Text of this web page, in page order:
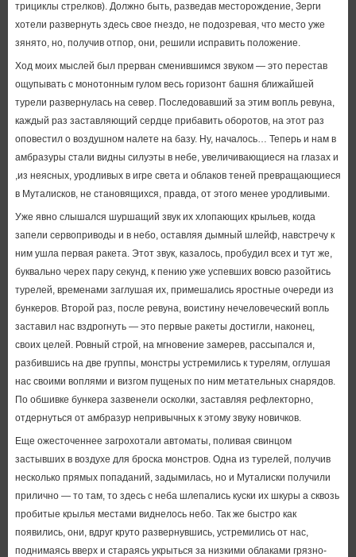
трициклы стрелков). Должно быть, разведав месторождение, Зерги
хотели развернуть здесь свое гнездо, не подозревая, что место уже
зянято, но, получив отпор, они, решили исправить положение.
Ход моих мыслей был прерван сменившимся звуком — это перестав
ощупывать с монотонным гулом весь горизонт башня ближайшей
турели развернулась на север. Последовавший за этим вопль ревуна,
каждый раз заставляющий сердце прибавить оборотов, на этот раз
оповестил о воздушном налете на базу. Ну, началось… Теперь и нам в
амбразуры стали видны силуэты в небе, увеличивающиеся на глазах и
,из неясных, уродливых в игре света и облаков теней превращающиеся
в Муталисков, не становящихся, правда, от этого менее уродливыми.
Уже явно слышался шуршащий звук их хлопающих крыльев, когда
запели сервоприводы и в небо, оставляя дымный шлейф, навстречу к
ним ушла первая ракета. Этот звук, казалось, пробудил всех и тут же,
буквально черех пару секунд, к пению уже успевших вовсю разойтись
турелей, временами заглушая их, примешались яростные очереди из
бункеров. Второй раз, после ревуна, воистину нечеловеческий вопль
заставил нас вздрогнуть — это первые ракеты достигли, наконец,
своих целей. Ровный строй, на мгновение замерев, рассыпался и,
разбившись на две группы, монстры устремились к турелям, оглушая
нас своими воплями и визгом пущеных по ним метательных снарядов.
По обшивке бункера зазвенели осколки, заставляя рефлекторно,
отдернуться от амбразур непривычных к этому звуку новичков.
Еще ожесточеннее загрохотали автоматы, поливая свинцом
застывших в воздухе для броска монстров. Одна из турелей, получив
несколько прямых попаданий, задымилась, но и Муталиски получили
прилично — то там, то здесь с неба шлепались куски их шкуры а сквозь
пробитые крылья местами виднелось небо. Так же быстро как
появились, они, вдруг круто развернувшись, устремились от нас,
поднимаясь вверх и стараясь укрыться за низкими облаками грязно-